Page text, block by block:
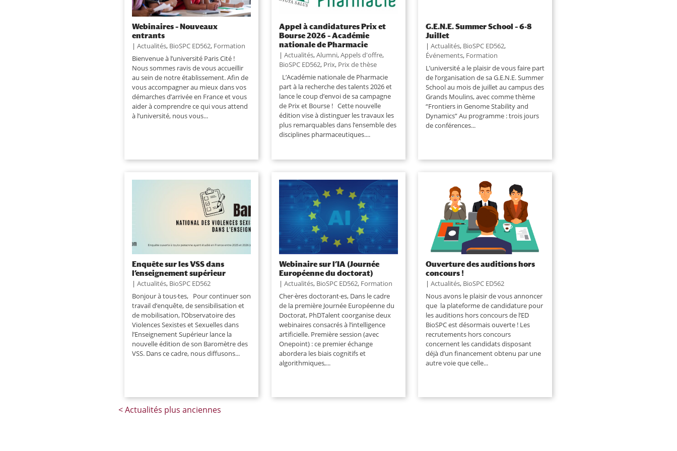
Webinaires – Nouveaux
entrants
|Actualités, BioSPC ED562, Formation
Bienvenue à l’université Paris Cité !
Nous sommes ravis de vous accueillir
au sein de notre établissement. Afin de
vous accompagner au mieux dans vos
démarches d’arrivée en France et vous
aider à comprendre ce qui vous attend
à l’université, nous vous...
Appel à candidatures Prix et
Bourse 2026 – Académie
nationale de Pharmacie
| Actualités,Alumni,Appels d'offre,
BioSPC ED562, Prix, Prix de thèse
L’Académie nationale de Pharmacie
part à la recherche des talents 2026 et
lance le coup d’envoi de sa campagne
de Prix et Bourse ! Cette nouvelle
édition vise à distinguer les travaux les
plus remarquables dans l’ensemble des
disciplines pharmaceutiques....
G.E.N.E. Summer School – 6-8
Juillet
|Actualités, BioSPC ED562,
Événements, Formation
L’université a le plaisir de vous faire part
de l’organisation de sa G.E.N.E. Summer
School au mois de juillet au campus des
Grands Moulins, avec comme thème
“Frontiers in Genome Stability and
Dynamics” Au programme : trois jours
de conférences...
Enquête sur les VSS dans
l’enseignement supérieur
|Actualités, BioSPC ED562
Bonjour à tous·tes, Pour continuer son
travail d’enquête, de sensibilisation et
de mobilisation, l’Observatoire des
Violences Sexistes et Sexuelles dans
l’Enseignement Supérieur lance la
nouvelle édition de son Baromètre des
VSS. Dans ce cadre, nous diffusons...
Webinaire sur l’IA (Journée
Européenne du doctorat)
| Actualités, BioSPC ED562, Formation
Cher·ères doctorant·es, Dans le cadre
de la première Journée Européenne du
Doctorat, PhDTalent coorganise deux
webinaires consacrés à l’intelligence
artificielle. Première session (avec
Onepoint) : ce premier échange
abordera les biais cognitifs et
algorithmiques,...
Ouverture des auditions hors
concours !
|Actualités, BioSPC ED562
Nous avons le plaisir de vous annoncer
que la plateforme de candidature pour
les auditions hors concours de l’ED
BioSPC est désormais ouverte ! Les
recrutements hors concours
concernent les candidats disposant
déjà d’un financement obtenu par une
autre voie que celle...